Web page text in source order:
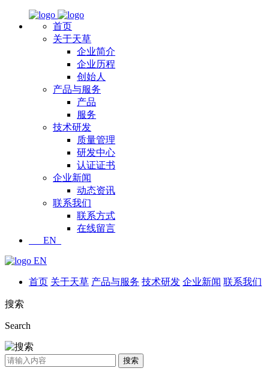
首页
关于天草
企业简介
企业历程
创始人
产品与服务
产品
服务
技术研发
质量管理
研发中心
认证证书
企业新闻
动态资讯
联系我们
联系方式
在线留言
EN
EN
首页 关于天草 产品与服务 技术研发 企业新闻 联系我们
搜索
Search
搜索